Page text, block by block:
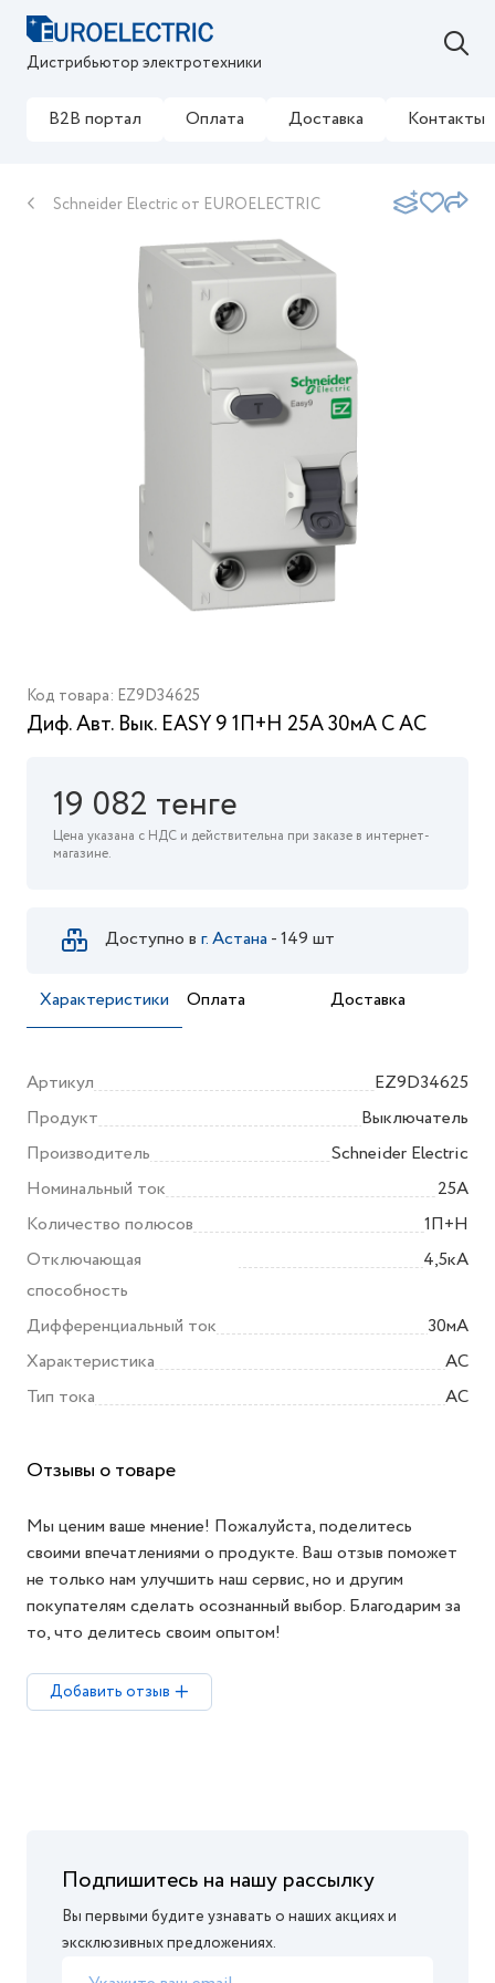
Дистрибьютор электротехники
B2B портал Оплата Доставка Контакты
Schneider Electric от EUROELECTRIC
Код товара: EZ9D34625
Диф. Авт. Вык. EASY 9 1П+Н 25А 30мА С АС
19 082 тенге
Цена указана с НДС и действительна при заказе в интернет-
магазине.
Доступно в г. Астана - 149 шт
Характеристики Оплата Доставка
Артикул
EZ9D34625
Продукт
Выключатель
Производитель
Schneider Electric
Номинальный ток
25А
Количество полюсов
1П+Н
Отключающая
способность
4,5кА
Дифференциальный ток
30мА
Характеристика
AC
Тип тока
АС
Отзывы о товаре
Мы ценим ваше мнение! Пожалуйста, поделитесь
своими впечатлениями о продукте. Ваш отзыв поможет
не только нам улучшить наш сервис, но и другим
покупателям сделать осознанный выбор. Благодарим за
то, что делитесь своим опытом!
Добавить отзыв
Подпишитесь на нашу рассылку
Вы первыми будите узнавать о наших акциях и
эксклюзивных предложениях.